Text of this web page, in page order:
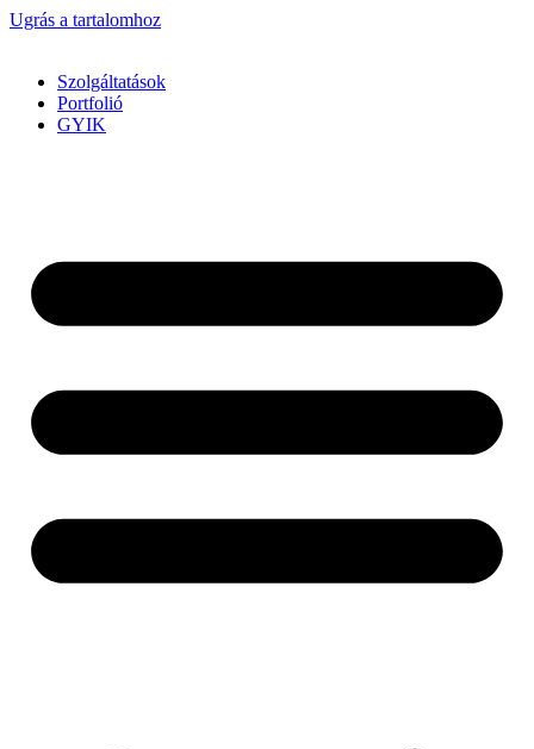
Ugrás a tartalomhoz
Szolgáltatások
Portfolió
GYIK